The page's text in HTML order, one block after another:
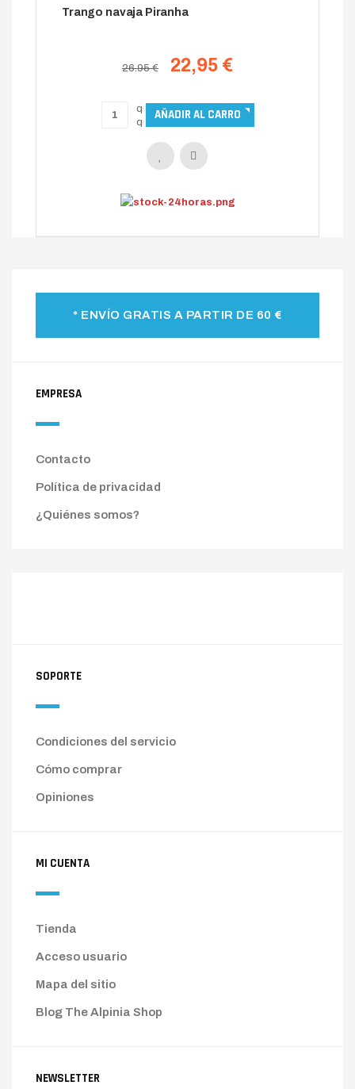
Trango navaja Piranha
26.95 € 22,95 €
* ENVÍO GRATIS A PARTIR DE 60 €
EMPRESA
Contacto
Política de privacidad
¿Quiénes somos?
SOPORTE
Condiciones del servicio
Cómo comprar
Opiniones
MI CUENTA
Tienda
Acceso usuario
Mapa del sitio
Blog The Alpinia Shop
NEWSLETTER